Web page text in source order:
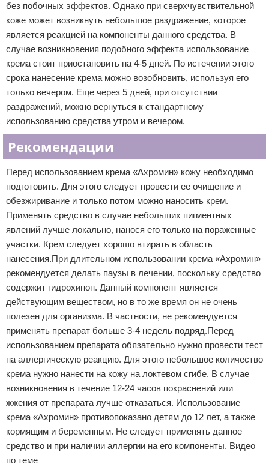
без побочных эффектов. Однако при сверхчувствительной
коже может возникнуть небольшое раздражение, которое
является реакцией на компоненты данного средства. В
случае возникновения подобного эффекта использование
крема стоит приостановить на 4-5 дней. По истечении этого
срока нанесение крема можно возобновить, используя его
только вечером. Еще через 5 дней, при отсутствии
раздражений, можно вернуться к стандартному
использованию средства утром и вечером.
Рекомендации
Перед использованием крема «Ахромин» кожу необходимо
подготовить. Для этого следует провести ее очищение и
обезжиривание и только потом можно наносить крем.
Применять средство в случае небольших пигментных
явлений лучше локально, нанося его только на пораженные
участки. Крем следует хорошо втирать в область
нанесения.При длительном использовании крема «Ахромин»
рекомендуется делать паузы в лечении, поскольку средство
содержит гидрохинон. Данный компонент является
действующим веществом, но в то же время он не очень
полезен для организма. В частности, не рекомендуется
применять препарат больше 3-4 недель подряд.Перед
использованием препарата обязательно нужно провести тест
на аллергическую реакцию. Для этого небольшое количество
крема нужно нанести на кожу на локтевом сгибе. В случае
возникновения в течение 12-24 часов покраснений или
жжения от препарата лучше отказаться. Использование
крема «Ахромин» противопоказано детям до 12 лет, а также
кормящим и беременным. Не следует применять данное
средство и при наличии аллергии на его компоненты. Видео
по теме